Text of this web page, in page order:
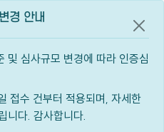
경 안내
및 심사규모 변경에 따라 인증심
접수 건부터 적용되며, 자세한
니다. 감사합니다.
공지